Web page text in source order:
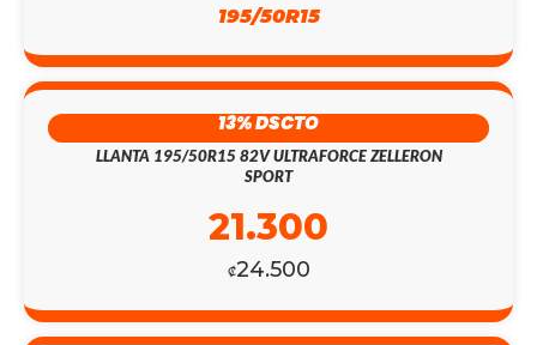
195/50R15
13% DSCTO
LLANTA 195/50R15 82V ULTRAFORCE ZELLERON
SPORT
₡24.500
21.300